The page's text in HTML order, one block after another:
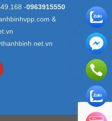
-0963915550
&